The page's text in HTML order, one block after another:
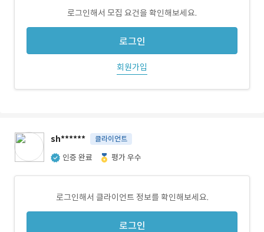
로그인해서 모집 요건을 확인해보세요.
로그인
회원가입
sh****** 클라이언트
인증 완료 평가 우수
로그인해서 클라이언트 정보를 확인해보세요.
로그인